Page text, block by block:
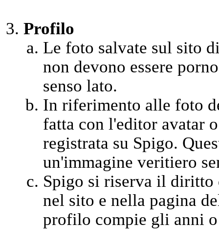
Profilo
Le foto salvate sul sito
non devono essere
senso lato.
In riferimento alle foto
fatta con l'editor avatar
registrata su Spigo.
un'immagine veritiero
Spigo si riserva il
nel sito e nella pagina
profilo compie gli anni